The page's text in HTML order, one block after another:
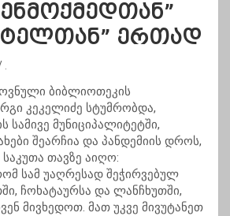
ერთად
ბიბლიოთეკის
კეკელიძე სტუმრობდა,
სამივე მუნიციპალიტეტში,
შეარჩია და პანდემიის დროს,
თავზე აიღო:
სამ უაღრესად შეჭირვებულ
ჩოხატაურსა და ლანჩხუთში,
მივხედოთ. მათ უკვე მივუტანეთ